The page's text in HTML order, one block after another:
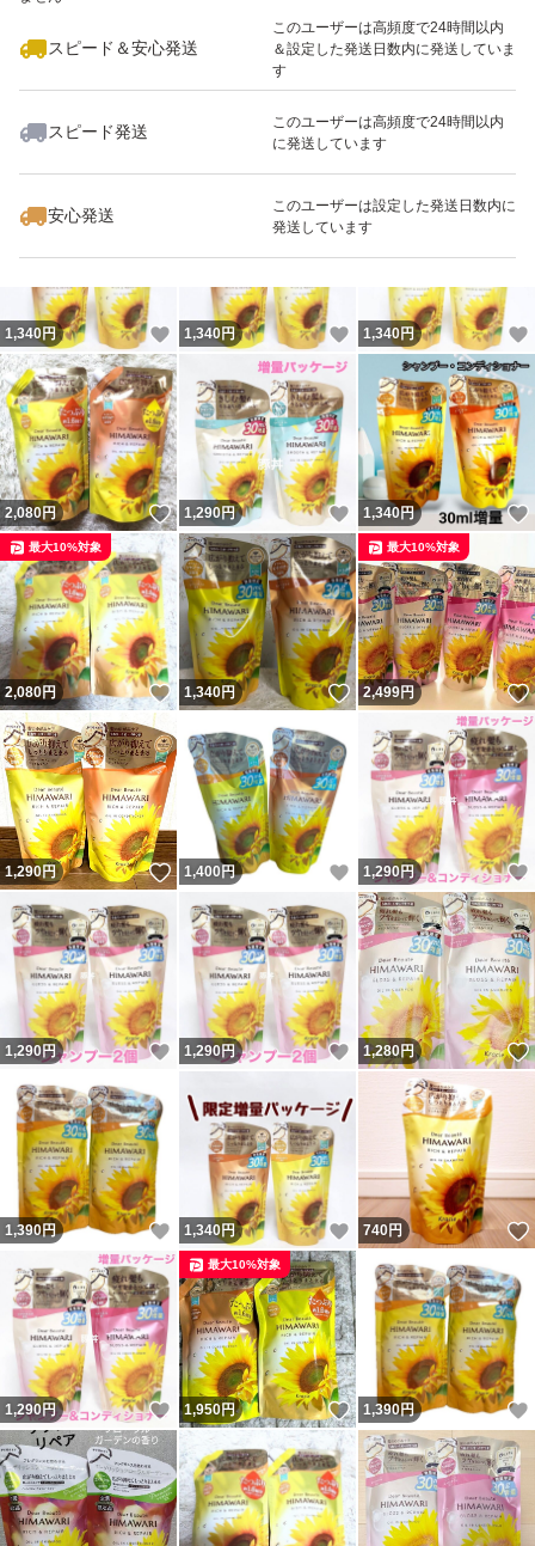
スピード＆安心発送
このユーザーは高頻度で24時間以内
＆設定した発送日数内に発送していま
す
スピード発送
このユーザーは高頻度で24時間以内
に発送しています
安心発送
このユーザーは設定した発送日数内に
発送しています
いいね！
2,080
1,340円 いいね！
1,340円 いいね！
1,340円
2,080円 いいね！
1,290円 いいね！
1,340円
2,080円 いいね！
最大10%対象
1,340円 いいね！
2,499円
最大10%対象
1,290円 いいね！
1,400 円 いいね！
1,290円
1,290円 いいね！
1,290円 いいね！
1,280円
1,390円 いいね！
1,340円 いいね！
740円
1,290円 いいね！
1,950円 いいね！
最大10%対象
1,390円